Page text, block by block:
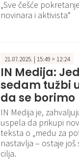
„Sve češće
novinara i aktivista“
21.07.2025. | 15:49 > 12:24
IN Medija:
sedam tužbi
da se borimo
IN Medija je,
uspela da prikupi
teksta o „medu za
nastavlja – ostaje
cilja.